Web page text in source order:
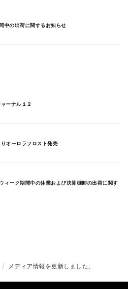
中の出荷に関するお知らせ
ーナル１２
オーロラフロスト発売
ィーク期間中の休業および決算棚卸の出荷に関す
メディア情報を更新しました。